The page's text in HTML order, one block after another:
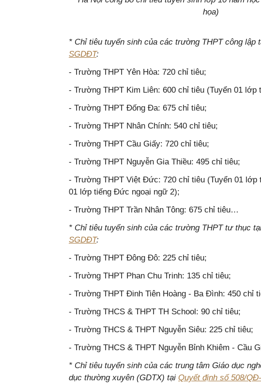
họa)
* Chỉ tiêu tuyển sinh của các trường THPT công lập
SGDĐT:
- Trường THPT Yên Hòa: 720 chỉ tiêu;
- Trường THPT Kim Liên: 600 chỉ tiêu (Tuyển 01 lớp
- Trường THPT Đống Đa: 675 chỉ tiêu;
- Trường THPT Nhân Chính: 540 chỉ tiêu;
- Trường THPT Cầu Giấy: 720 chỉ tiêu;
- Trường THPT Nguyễn Gia Thiều: 495 chỉ tiêu;
- Trường THPT Việt Đức: 720 chỉ tiêu (Tuyển 01 lớp
01 lớp tiếng Đức ngoại ngữ 2);
- Trường THPT Trần Nhân Tông: 675 chỉ tiêu…
* Chỉ tiêu tuyển sinh của các trường THPT tư thục
SGDĐT:
- Trường THPT Đông Đô: 225 chỉ tiêu;
- Trường THPT Phan Chu Trinh: 135 chỉ tiêu;
- Trường THPT Đinh Tiên Hoàng - Ba Đình: 450 chỉ
- Trường THCS & THPT TH School: 90 chỉ tiêu;
- Trường THCS & THPT Nguyễn Siêu: 225 chỉ tiêu;
- Trường THCS & THPT Nguyễn Bỉnh Khiêm - Cầu
* Chỉ tiêu tuyển sinh của các trung tâm Giáo dục
dục thường xuyên (GDTX) tại Quyết định số 508/